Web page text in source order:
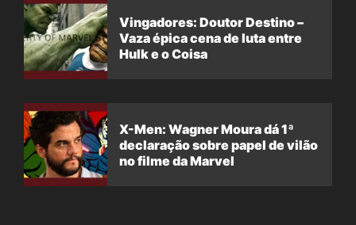
Vingadores: Doutor Destino –
Vaza épica cena de luta entre
Hulk e o Coisa
X-Men: Wagner Moura dá 1ª
declaração sobre papel de vilão
no filme da Marvel